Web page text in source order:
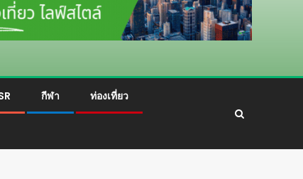
กีฬา ท่องเที่ยว